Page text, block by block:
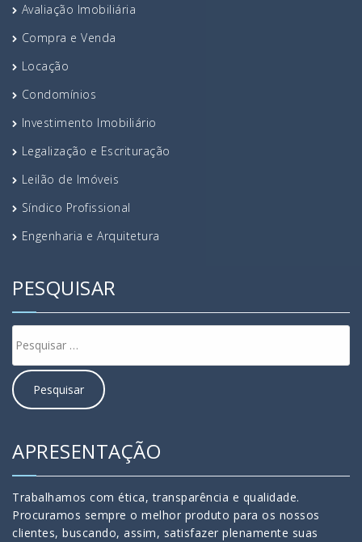
Avaliação Imobiliária
Compra e Venda
Locação
Condomínios
Investimento Imobiliário
Legalização e Escrituração
Leilão de Imóveis
Síndico Profissional
Engenharia e Arquitetura
PESQUISAR
APRESENTAÇÃO
Trabalhamos com ética, transparência e qualidade.
Procuramos sempre o melhor produto para os nossos
clientes, buscando, assim, satisfazer plenamente suas